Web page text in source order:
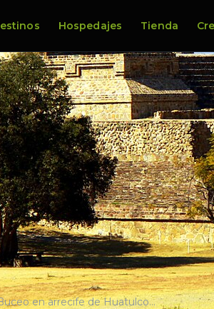
Hospedajes Tienda
en arrecife de Huatulco…